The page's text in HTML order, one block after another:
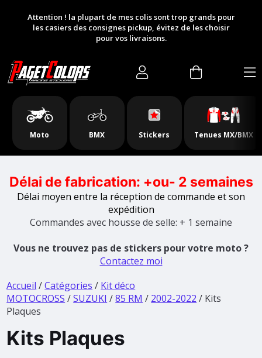
Slideshow Items
Attention ! la plupart de mes colis sont trop grands pour
les casiers des consignes pickup, évitez de les choisir
pour vos livraisons.
Moto BMX Stickers Tenues MX/BMX
Délai de fabrication: +ou- 2 semaines
Délai moyen entre la réception de commande et son
expédition
Commandes avec housse de selle: + 1 semaine
Vous ne trouvez pas de stickers pour votre moto ?
Contactez moi
Accueil /Catégories / Kit déco
MOTOCROSS /SUZUKI /85 RM / 2002-2022 / Kits
Plaques
Kits Plaques